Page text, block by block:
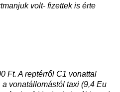
volt- fizettek is érte
Ft. A reptérről C1 vonattal
vonatállomástól taxi (9,4 Eu